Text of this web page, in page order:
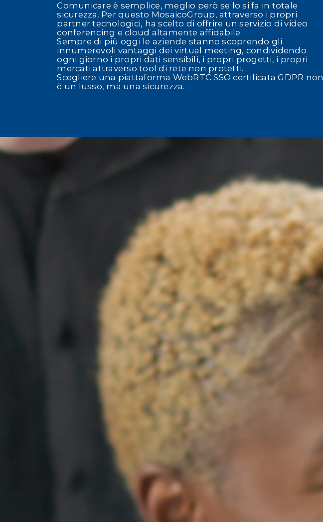
Comunicare è semplice, meglio però se lo si fa in totale
sicurezza. Per questo MosaicoGroup, attraverso i propri
partner tecnologici, ha scelto di offrire un servizio di video
conferencing e cloud altamente affidabile.
Sempre di più oggi le aziende stanno scoprendo gli
innumerevoli vantaggi dei virtual meeting, condividendo
ogni giorno i propri dati sensibili, i propri progetti, i propri
mercati attraverso tool di rete non protetti.
Scegliere una piattaforma WebRTC SSO certificata GDPR non
è un lusso, ma una sicurezza.